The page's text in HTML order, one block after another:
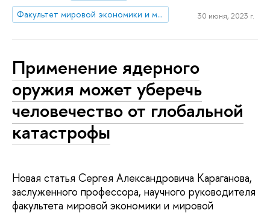
Факультет мировой экономики и мировой политики
30 июня, 2023 г.
Применение ядерного
оружия может уберечь
человечество от глобальной
катастрофы
Новая статья Сергея Александровича Караганова,
заслуженного профессора, научного руководителя
факультета мировой экономики и мировой